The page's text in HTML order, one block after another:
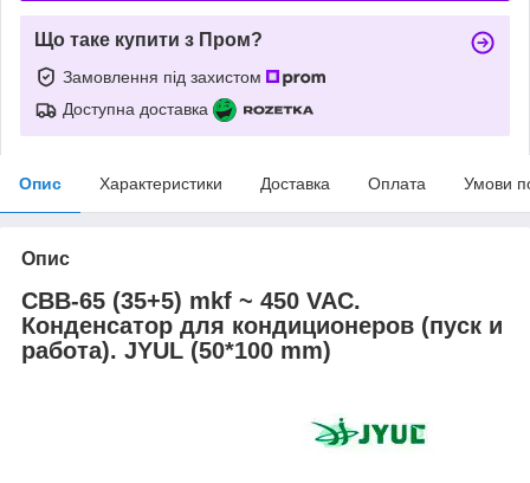
Що таке купити з Пром?
Замовлення під захистом
Доступна доставка
Опис Характеристики Доставка Оплата Умови
Опис
CBB-65 (35+5) mkf ~ 450 VAC.
Конденсатор для кондиционеров (пуск и
работа). JYUL (50*100 mm)​